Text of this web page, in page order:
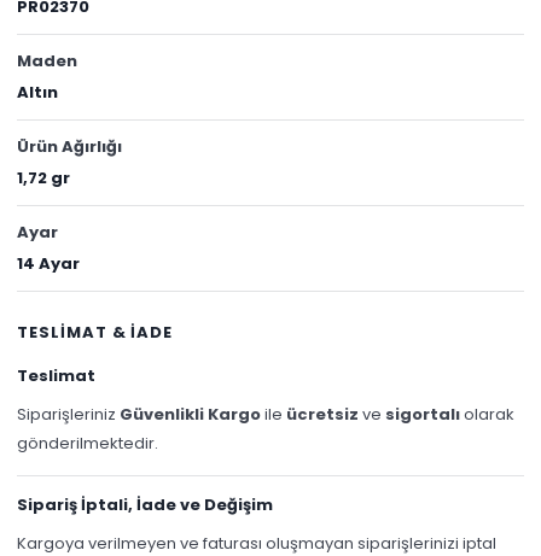
PR02370
Maden
Altın
Ürün Ağırlığı
1,72 gr
Ayar
14 Ayar
TESLİMAT & İADE
Teslimat
Siparişleriniz Güvenlikli Kargoile ücretsiz ve sigortalıolarak
gönderilmektedir.
Sipariş İptali, İade ve Değişim
Kargoya verilmeyen ve faturası oluşmayan siparişlerinizi iptal